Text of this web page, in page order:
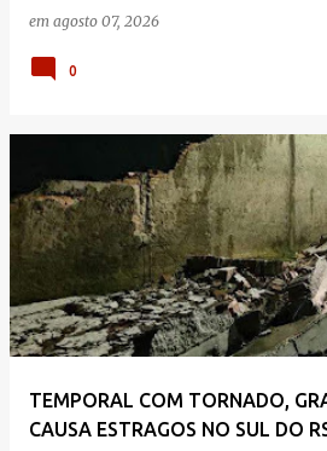
em agosto 07, 2026
0
TEMPORAL COM TORNADO,
CAUSA ESTRAGOS NO SUL DO